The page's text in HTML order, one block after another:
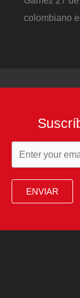
colombiano
ENVIAR